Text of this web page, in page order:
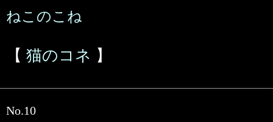
ねこのこね
【 猫のコネ 】
No.10